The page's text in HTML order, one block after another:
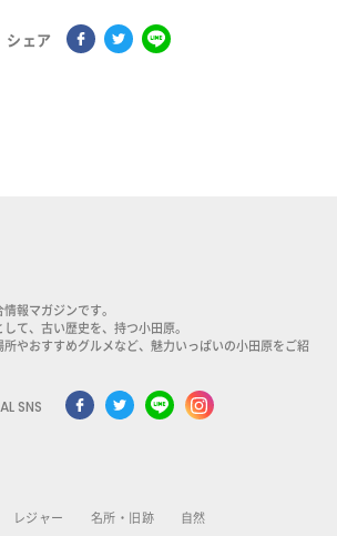
シェア
報マガジンです。
て、古い歴史を、持つ小田原。
やおすすめグルメなど、魅力いっぱいの小田原をご紹
SNS
レジャー 名所・旧跡 自然